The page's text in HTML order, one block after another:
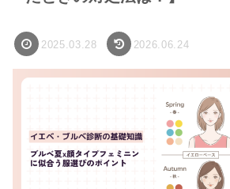
2025.03.28 2026.06.24